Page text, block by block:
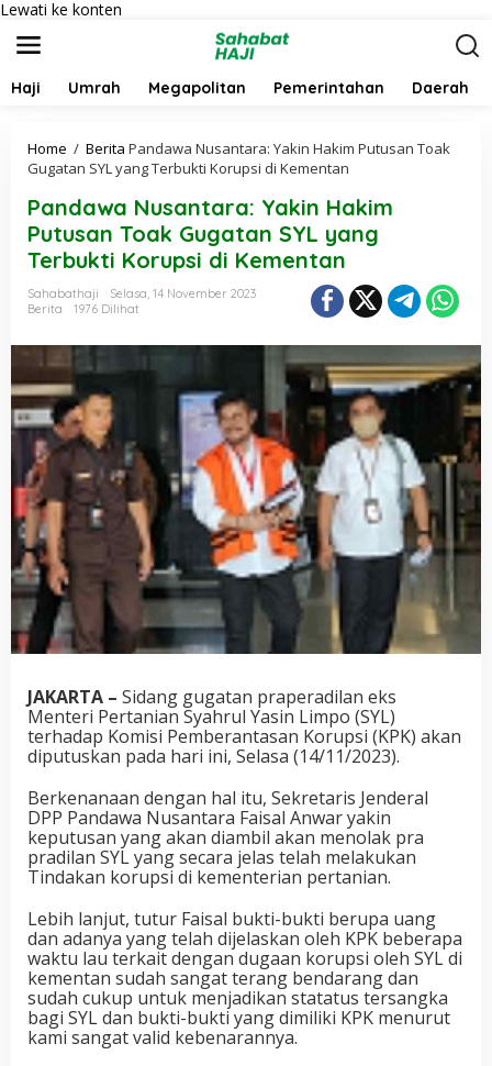
Lewati ke konten
Haji Umrah Megapolitan Pemerintahan Daerah
Home / Berita Pandawa Nusantara: Yakin Hakim Putusan Toak
Gugatan SYL yang Terbukti Korupsi di Kementan
Pandawa Nusantara: Yakin Hakim
Putusan Toak Gugatan SYL yang
Terbukti Korupsi di Kementan
Sahabathaji
Selasa, 14 November 2023
Berita
1976 Dilihat
JAKARTA – Sidang gugatan praperadilan eks
Menteri Pertanian Syahrul Yasin Limpo (SYL)
terhadap Komisi Pemberantasan Korupsi (KPK) akan
diputuskan pada hari ini, Selasa (14/11/2023).
Berkenanaan dengan hal itu, Sekretaris Jenderal
DPP Pandawa Nusantara Faisal Anwar yakin
keputusan yang akan diambil akan menolak pra
pradilan SYL yang secara jelas telah melakukan
Tindakan korupsi di kementerian pertanian.
Lebih lanjut, tutur Faisal bukti-bukti berupa uang
dan adanya yang telah dijelaskan oleh KPK beberapa
waktu lau terkait dengan dugaan korupsi oleh SYL di
kementan sudah sangat terang bendarang dan
sudah cukup untuk menjadikan statatus tersangka
bagi SYL dan bukti-bukti yang dimiliki KPK menurut
kami sangat valid kebenarannya.